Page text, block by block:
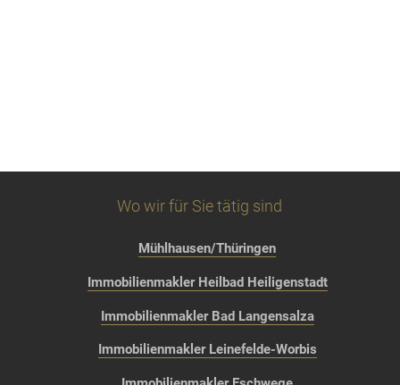
Wo wir für Sie tätig sind
Mühlhausen/Thüringen
Immobilienmakler Heilbad Heiligenstadt
Immobilienmakler Bad Langensalza
Immobilienmakler Leinefelde-Worbis